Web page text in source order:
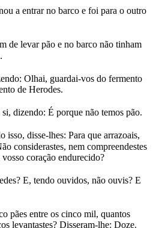
a entrar no barco e foi para o outro
de levar pão e no barco não tinham
Olhai, guardai-vos do fermento
de Herodes.
dizendo: É porque não temos pão.
isso, disse-lhes: Para que arrazoais,
considerastes, nem compreendestes
coração endurecido?
E, tendo ouvidos, não ouvis? E
pães entre os cinco mil, quantos
levantastes? Disseram-lhe: Doze.